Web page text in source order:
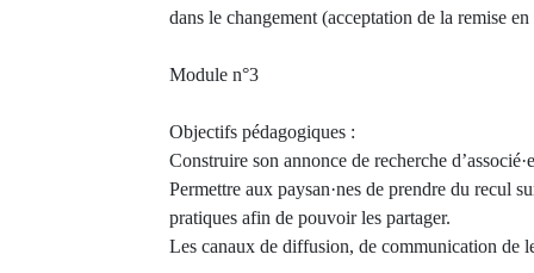
dans le changement (acceptation de la remise
Module n°3
Objectifs pédagogiques :
Construire son annonce de recherche
Permettre aux paysan·nes de prendre du recul
pratiques afin de pouvoir les partager.
Les canaux de diffusion, de communication de